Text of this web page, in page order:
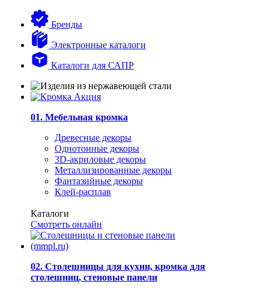
Бренды
Электронные каталоги
Каталоги для САПР
01. Мебельная кромка
Древесные декоры
Однотонные декоры
3D-акриловые декоры
Металлизированные декоры
Фантазийные декоры
Клей-расплав
Каталоги
Смотреть онлайн
02. Столешницы для кухни, кромка для
столешниц, стеновые панели